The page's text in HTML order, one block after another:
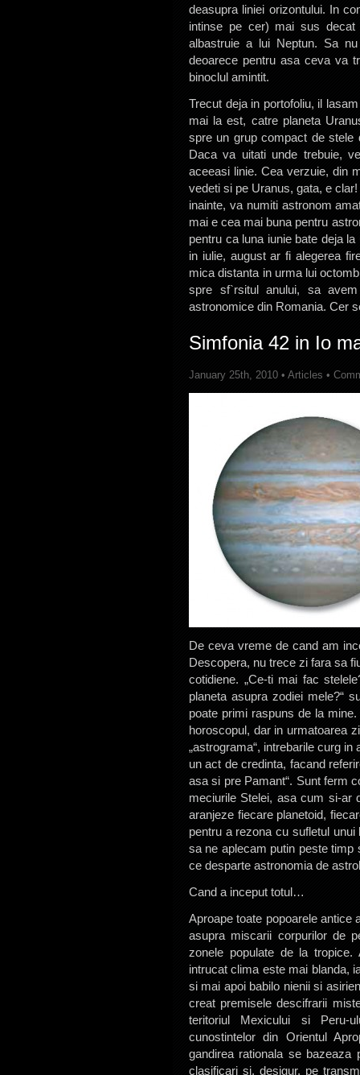
deasupra liniei orizontului. In
intinse pe cer) mai sus decat
albastruie a lui Neptun. Sa
deoarece pentru asa ceva va
binoclul amintit.
Trecut deja in portofoliu, il
mai la est, catre planeta
spre un grup compact de stele
Daca va uitati unde trebuie,
aceeasi linie. Cea verzuie, din
vedeti si pe Uranus, gata, e
inainte, va numiti astronom
mai e cea mai buna pentru
pentru ca luna iunie bate deja
in iulie, august ar fi alegerea
mica distanta in urma lui
spre sf`rsitul anului, sa
astronomice din Romania. Cer
Simfonia 42 in Io
January 25th, 2010 • Articles •
De ceva vreme de cand am
Descopera, nu trece zi fara sa
cotidiene. „Ce-ti mai fac
planeta asupra zodiei mele?“
poate primi raspuns de la
horoscopul, dar in urmatoarea
„astrograma“, intrebarile curg
un act de credinta, facand
asa si pre Pamant“. Sunt ferm
meciurile Stelei, asa cum si-
aranjeze fiecare planetoid,
pentru a rezona cu sufletul
sa ne aplecam putin peste
ce desparte astronomia de
Cand a inceput totul…
Aproape toate popoarele antice
asupra miscarii corpurilor de
zonele populate de la tropice.
intrucat clima este mai blanda,
si mai apoi babilo nienii si
creat premisele descifrarii
teritoriul Mexicului si
cunostintelor din Orientul
gandirea rationala se bazeaza
clasificari si, desigur, pe